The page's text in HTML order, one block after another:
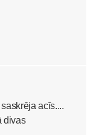
acīs....
divas